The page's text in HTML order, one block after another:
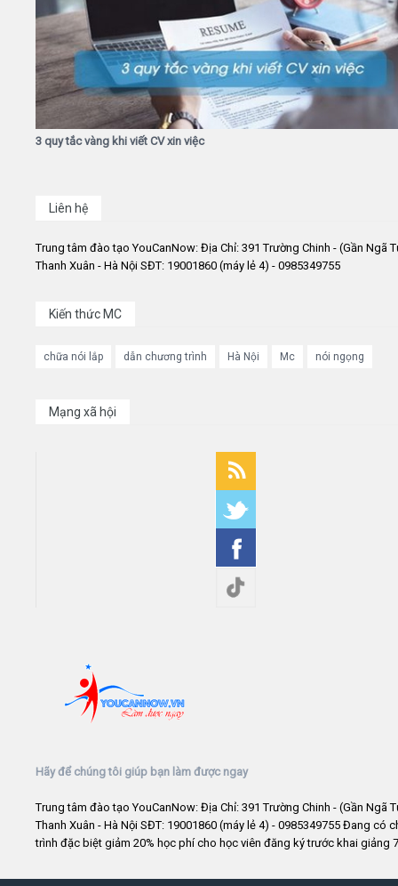
3 quy tắc vàng khi viết CV xin việc
Liên hệ
Trung tâm đào tạo YouCanNow: Địa Chỉ: 391 Trường Chinh - (Gần Ngã
Thanh Xuân - Hà Nội SĐT: 19001860 (máy lẻ 4) - 0985349755
Kiến thức MC
chữa nói lắp dẫn chương trình Hà Nội Mc nói ngọng
Mạng xã hội
Hãy để chúng tôi giúp bạn làm được ngay
Trung tâm đào tạo YouCanNow: Địa Chỉ: 391 Trường Chinh - (Gần Ngã
Thanh Xuân - Hà Nội SĐT: 19001860 (máy lẻ 4) - 0985349755 Đang có
trình đặc biệt giảm 20% học phí cho học viên đăng ký trước khai giảng